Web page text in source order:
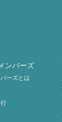
ンバーズ
ーズとは